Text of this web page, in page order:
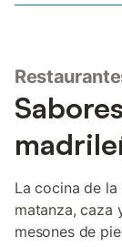
La cocina de
matanza, caza
mesones de